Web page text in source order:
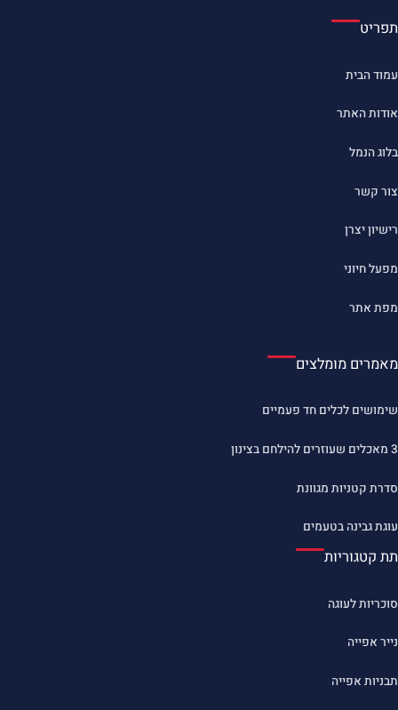
תפריט
עמוד הבית
אודות האתר
בלוג הנמל
צור קשר
רישיון יצרן
מפעל חיוני
מפת אתר
מאמרים מומלצים
שימושים לכלים חד פעמיים
3 מאכלים שעוזרים להילחם בצינון
סדרת קטניות מגוונת
עוגת גבינה בטעמים
תת קטגוריות
סוכריות לעוגה
נייר אפייה
תבניות אפייה